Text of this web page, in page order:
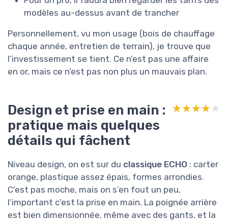
modèles au-dessus avant de trancher
Personnellement, vu mon usage (bois de chauffage
chaque année, entretien de terrain), je trouve que
l’investissement se tient. Ce n’est pas une affaire
en or, mais ce n’est pas non plus un mauvais plan.
Design et prise en main :
pratique mais quelques
détails qui fâchent
★★★★★
★★★★★
Niveau design, on est sur du classique ECHO : carter
orange, plastique assez épais, formes arrondies.
C’est pas moche, mais on s’en fout un peu,
l’important c’est la prise en main. La poignée arrière
est bien dimensionnée, même avec des gants, et la